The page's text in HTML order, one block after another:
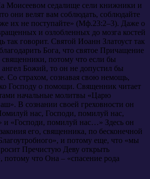
Моисеевом седалище сели книжники и
они велят вам соблюдать, соблюдайте
их не поступайте» (Мф.23:2–3). Даже о
и озлобленных до мозга костей
так говорит. Святой Иоанн Златоуст так
Бога, что святое Причащение
потому что если бы
Божий, то он не допустил бы
Со страхом, сознавая свою немощь,
Господу о помощи. Священник читает
начальные молитвы «Царю
В сознании своей греховности он
нас, Господи, помилуй нас,
и «Господи, помилуй нас…» Здесь он
его, священника, по бесконечной
и потому еще, что «мы
Пречистую Деву открыть
потому что Она – «спасение рода